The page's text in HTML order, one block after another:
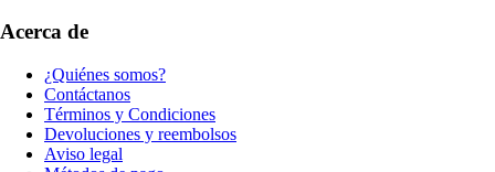
Acerca de
¿Quiénes somos?
Contáctanos
Términos y Condiciones
Devoluciones y reembolsos
Aviso legal